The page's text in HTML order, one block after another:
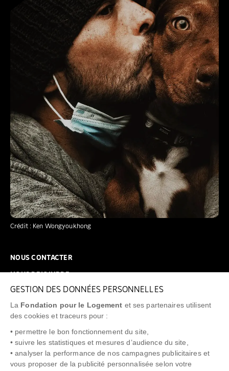
GESTION DES DONNÉES PERSONNELLES
La Fondation pour le Logement et ses partenaires utilisent
des cookies et traceurs pour :
• permettre le bon fonctionnement du site,
• suivre les statistiques et mesures d’audience du site,
• analyser la performance de nos campagnes publicitaires et
vous proposer de la publicité personnalisée selon votre
Crédit : Ken Wongyoukhong
NOUS CONTACTER
NOUS REJOINDRE
FAQ
NEWSLETTER
"Allô Prévention Expulsion" 0805 299 049